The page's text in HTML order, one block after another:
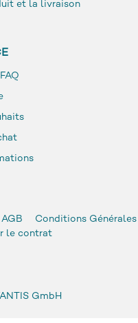
et la livraison
AGB
Conditions Générales
le contrat
GmbH